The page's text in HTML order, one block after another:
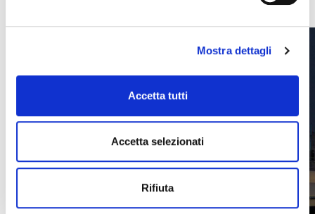
Mostra dettagli
Accetta tutti
Accetta selezionati
Rifiuta